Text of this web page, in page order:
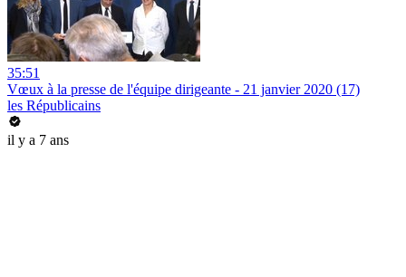
35:51
Vœux à la presse de l'équipe dirigeante - 21 janvier 2020 (17)
les Républicains
il y a 7 ans